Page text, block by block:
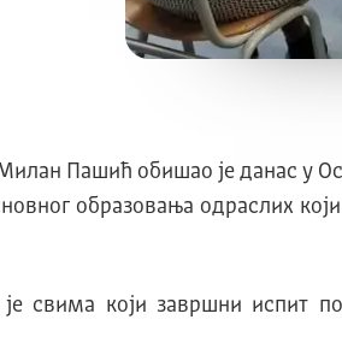
Пашић обишао је данас у
образовања одраслих
свима који завршни испит